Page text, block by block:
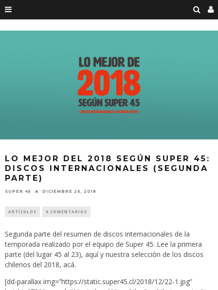
LO MEJOR DEL 2018 SEGÚN SUPER 45:
DISCOS INTERNACIONALES (SEGUNDA
PARTE)
SUPER 45 DICIEMBRE 26, 2018
ARTÍCULOS 6 COMENTARIOS
Segunda parte del resumen de discos internacionales de la
temporada realizado por el equipo de Super 45. Lee la primera
parte (del lugar 45 al 23), aquíy nuestra selección de los discos
chilenos del 2018, acá.
[dd-parallax img=”https://static.super45.cl/2018/12/22-1.jpg”